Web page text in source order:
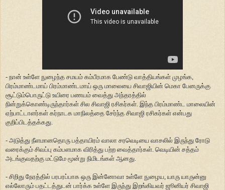
- நான் உள்ளே நுழைந்த சமயம் கம்பீரமாக பேண்டு வாத்தியங்கள் முழங்க,
பிரம்மாண்டமாய் பிரம்மாண்டமாய் ஒரு மாலையை சிவாஜியின் மெகா பேனருக்கு
சூட்டும்பொருட்டு உயிரை பணயம் வைத்து அந்தரத்தில்
நின்றுக்கொண்டிருந்தார்கள் சில சிவாஜி ரசிகர்கள். இந்த பிரம்மாண்ட மாலையின்
ஏற்பாட்டாளர்கள் கர்நாடக மாநிலத்தை சேர்ந்த சிவாஜி ரசிகர்கள் என்பது
குறிப்பிடத்தக்கது.
- அடுத்து நீளமானதொரு பத்தாயிரம் வாலா சரவெடியை வாசலில் இருந்து ரோடு
வரைக்கும் சிவப்பு கம்பளமாக விரித்து பற்ற வைத்தார்கள். வெடியின் சத்தம்
அடங்குவதற்கு மட்டுமே மூன்று நிமிடங்கள் ஆனது.
- சிறிது நேரத்தில் பரபரப்பாக ஒரு இன்னோவா உள்ளே நுழைய, யாரு யாருன்னு
எல்லோரும் பதட்டத்துடன் பார்க்க உள்ளே இருந்து இறங்கியவர் ஜூனியர் சிவாஜி